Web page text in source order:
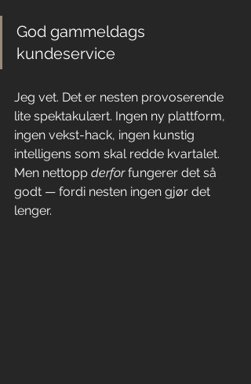
God gammeldags
kundeservice
Jeg vet. Det er nesten provoserende
lite spektakulært. Ingen ny plattform,
ingen vekst-hack, ingen kunstig
intelligens som skal redde kvartalet.
Men nettopp derfor fungerer det så
godt — fordi nesten ingen gjør det
lenger.